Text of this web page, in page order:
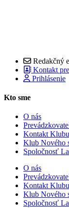
Redakčný
Kontakt
Prihlásenie
Kto sme
O nás
Kontakt
Klub Nového
Spoločnosť
O nás
Kontakt
Klub Nového
Spoločnosť